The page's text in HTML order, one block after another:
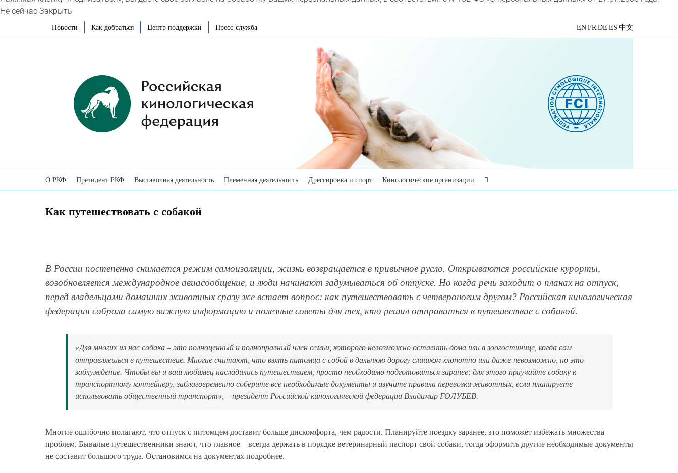
Не сейчас Закрыть
Новости Как добраться Центр поддержки Пресс-служба
Яндекс
EN FR DE ES 中文
О РКФ Президент РКФ Выставочная деятельность Племенная деятельность Дрессировка и спорт Кинологические организации
Как путешествовать с собакой
В России постепенно снимается режим самоизоляции, жизнь возвращается в привычное русло. Открываются российские курорты,
возобновляется международное авиасообщение, и люди начинают задумываться об отпуске. Но когда речь заходит о планах на отпуск,
перед владельцами домашних животных сразу же встает вопрос: как путешествовать с четвероногим другом? Российская кинологическая
федерация собрала самую важную информацию и полезные советы для тех, кто решил отправиться в путешествие с собакой.
«Для многих из нас собака – это полноценный и полноправный член семьи, которого невозможно оставить дома или в зоогостинице, когда сам
отправляешься в путешествие. Многие считают, что взять питомца с собой в дальнюю дорогу слишком хлопотно или даже невозможно, но это
заблуждение. Чтобы вы и ваш любимец насладились путешествием, просто необходимо подготовиться заранее: для этого приучайте собаку к
транспортному контейнеру, заблаговременно соберите все необходимые документы и изучите правила перевозки животных, если планируете
использовать общественный транспорт», – президент Российской кинологической федерации Владимир ГОЛУБЕВ.
Многие ошибочно полагают, что отпуск с питомцем доставит больше дискомфорта, чем радости. Планируйте поездку заранее, это поможет избежать множества
проблем. Бывалые путешественники знают, что главное – всегда держать в порядке ветеринарный паспорт свой собаки, тогда оформить другие необходимые документы
не составит большого труда. Остановимся на документах подробнее.